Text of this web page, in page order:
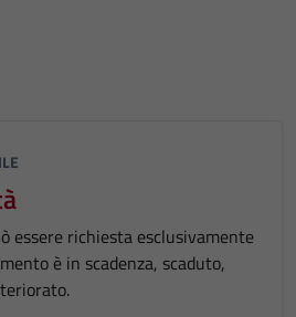
essere richiesta esclusivamente
è in scadenza, scaduto,